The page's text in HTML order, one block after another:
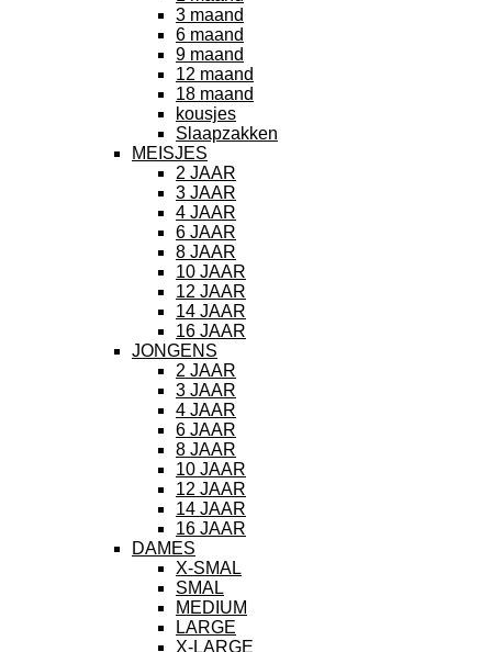
3 maand
6 maand
9 maand
12 maand
18 maand
kousjes
Slaapzakken
MEISJES
2 JAAR
3 JAAR
4 JAAR
6 JAAR
8 JAAR
10 JAAR
12 JAAR
14 JAAR
16 JAAR
JONGENS
2 JAAR
3 JAAR
4 JAAR
6 JAAR
8 JAAR
10 JAAR
12 JAAR
14 JAAR
16 JAAR
DAMES
X-SMAL
SMAL
MEDIUM
LARGE
X-LARGE